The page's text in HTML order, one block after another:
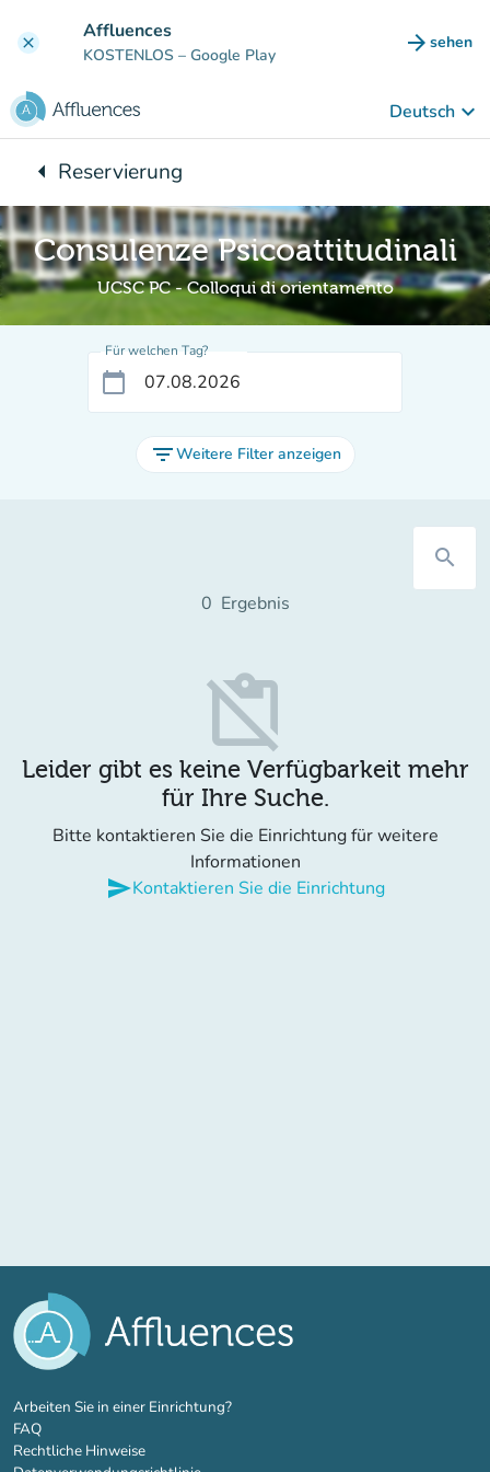
clear Affluences
KOSTENLOS – Google Play arrow_forward sehen
(new
Deutsch keyboard_arrow_down
arrow_leftZurück zu:
Reservierung
Consulenze Psicoattitudinali
UCSC PC - Colloqui di orientamento
Für welchen Tag?
calendar_today
filter_listWeitere Filter anzeigen
search
0 Ergebnis
content_paste_off
Leider gibt es keine Verfügbarkeit mehr
für Ihre Suche.
Bitte kontaktieren Sie die Einrichtung für weitere
Informationen
sendKontaktieren Sie die Einrichtung
Arbeiten Sie in einer Einrichtung?(new tab)
FAQ
Rechtliche Hinweise